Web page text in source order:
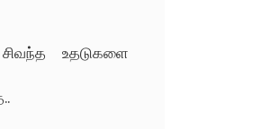
உதடுகளை